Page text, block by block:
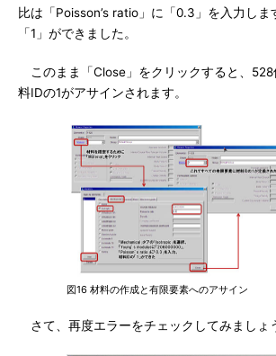
比は「Poisson’s ratio」に「0.3」を入力し
「1」ができました。
このまま「Close」をクリックすると、
料IDの1がアサインされます。
図16 材料の作成と有限要素へのアサイン
さて、再度エラーをチェックしてみましょ